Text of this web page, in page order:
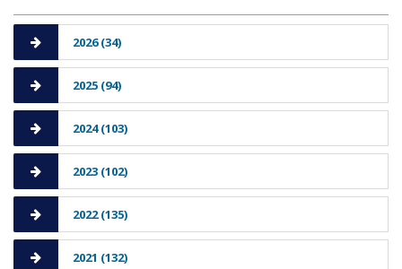
2026 (34)
2025 (94)
2024 (103)
2023 (102)
2022 (135)
2021 (132)